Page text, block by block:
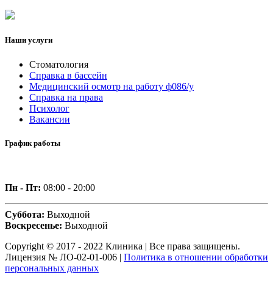
Наши услуги
Стоматология
Справка в бассейн
Медицинский осмотр на работу ф086/у
Справка на права
Психолог
Вакансии
График работы
Пн - Пт: 08:00 - 20:00
Суббота: Выходной
Воскресенье: Выходной
Copyright © 2017 - 2022 Клиника | Все права защищены.
Лицензия № ЛО-02-01-006 | Политика в отношении обработки
персональных данных